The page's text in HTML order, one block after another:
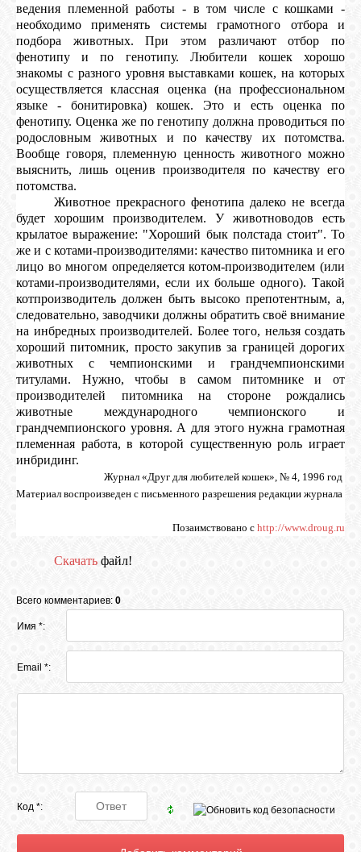
ведения племенной работы - в том числе с кошками -
необходимо применять системы грамотного отбора и
подбора животных. При этом различают отбор по
фенотипу и по генотипу. Любители кошек хорошо
знакомы с разного уровня выставками кошек, на которых
осуществляется классная оценка (на профессиональном
языке - бонитировка) кошек. Это и есть оценка по
фенотипу. Оценка же по генотипу должна проводиться по
родословным животных и по качеству их потомства.
Вообще говоря, племенную ценность животного можно
выяснить, лишь оценив производителя по качеству его
потомства.
Животное прекрасного фенотипа далеко не всегда
будет хорошим производителем. У животноводов есть
крылатое выражение: "Хороший бык полстада стоит". То
же и с котами-производителями: качество питомника и его
лицо во многом определяется котом-производителем (или
котами-производителями, если их больше одного). Такой
кот­производитель должен быть высоко препотентным, а,
следовательно, заводчики должны обратить своё внимание
на инбредных производителей. Более того, нельзя создать
хороший питомник, просто закупив за границей дорогих
животных с чемпионскими и грандчемпионскими
титулами. Нужно, что­бы в самом питомнике и от
производителей питомника на стороне рождались
животные международного чемпионского и
грандчемпионского уровня. А для этого нужна грамотная
племенная работа, в которой существенную роль играет
инбридинг.
Журнал «Друг для любителей кошек», № 4, 1996 год
Материал воспроизведен с письменного разрешения редакции журнала
Позаимствовано с http://www.droug.ru
Скачатьфайл!
Всего комментариев: 0
Имя *:
Email *:
Код *: